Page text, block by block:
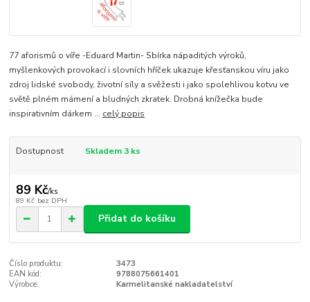
77 aforismů o víře -Eduard Martin- Sbírka nápaditých výroků,
myšlenkových provokací i slovních hříček ukazuje křesťanskou víru jako
zdroj lidské svobody, životní síly a svěžesti i jako spolehlivou kotvu ve
světě plném mámení a bludných zkratek. Drobná knížečka bude
inspirativním dárkem ... celý popis
Dostupnost Skladem 3 ks
89 Kč/ks
89 Kč bez DPH
Přidat do košíku
Číslo produktu:
3473
EAN kód:
9788075661401
Výrobce:
Karmelitanské nakladatelství